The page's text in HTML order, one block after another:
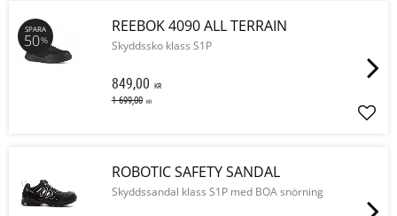
REEBOK 4090 ALL TERRAIN
Skyddssko klass S1P
849,00 KR
1 699,00 KR
SPARA
50%
ROBOTIC SAFETY SANDAL
Skyddssandal klass S1P med BOA snörning